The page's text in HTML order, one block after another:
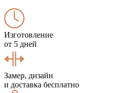
Изготовление
от 5 дней
Замер, дизайн
и доставка бесплатно